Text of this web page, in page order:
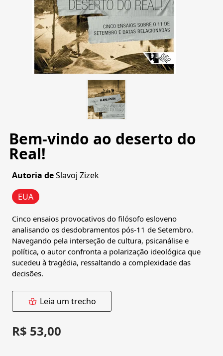
Bem-vindo ao deserto do
Real!
Autoria deSlavoj Zizek
EUA
Cinco ensaios provocativos do filósofo esloveno
analisando os desdobramentos pós-11 de Setembro.
Navegando pela interseção de cultura, psicanálise e
política, o autor confronta a polarização ideológica que
sucedeu à tragédia, ressaltando a complexidade das
decisões.
Leia um trecho
R$ 53,00